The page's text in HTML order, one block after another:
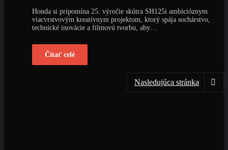
Honda si pripomína 25. výročie skútra SH125i ambicióznym
viacvrstvovým kreatívnym projektom, ktorý spája sochárstvo,
technické inovácie a filmovú tvorbu, aby…
Čítať celé
Nasledujúca stránka